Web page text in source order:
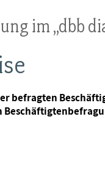
im „dbb
befragten